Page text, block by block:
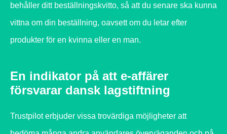
behåller ditt beställningskvitto, så att du senare ska kunna
vittna om din beställning, oavsett om du letar efter
produkter för en kvinna eller en man.
En indikator på att e-affärer
försvarar dansk lagstiftning
Trustpilot erbjuder vissa trovärdiga möjligheter att